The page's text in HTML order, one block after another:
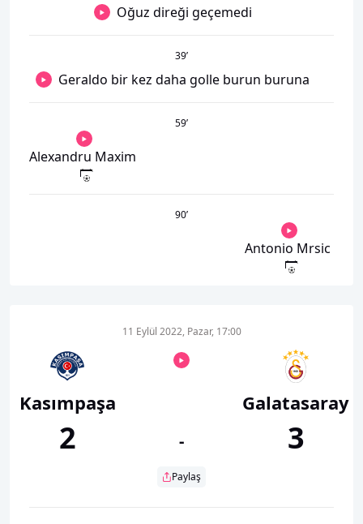
Oğuz direği geçemedi
39’
Geraldo bir kez daha golle burun buruna
59’
Alexandru Maxim
90’
Antonio Mrsic
Kasımpaşa
2
11 Eylül 2022, Pazar, 17:00
-
Paylaş
Galatasaray
3